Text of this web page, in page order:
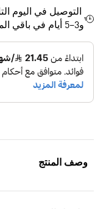
وصف المنتج
التوصيل في اليوم
و3–5 أيام في باقي المناطق